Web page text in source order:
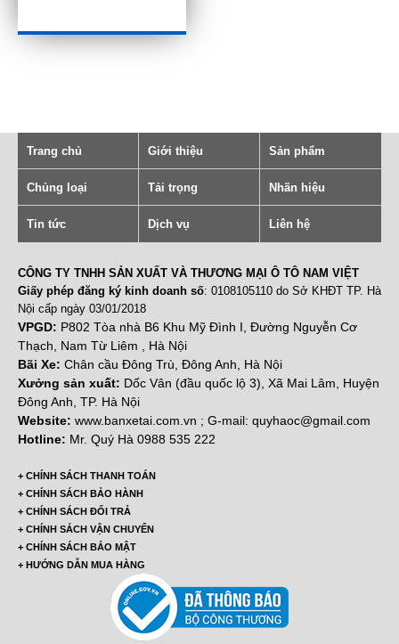
Trang chủ Giới thiệu Sản phẩm
Chủng loại Tải trọng Nhãn hiệu
Tin tức Dịch vụ Liên hệ
CÔNG TY TNHH SẢN XUẤT VÀ THƯƠNG MẠI Ô TÔ NAM VIỆT
Giấy phép đăng ký kinh doanh số: 0108105110 do Sở KHĐT TP. Hà
Nội cấp ngày 03/01/2018
VPGD: P802 Tòa nhà B6 Khu Mỹ Đình I, Đường Nguyễn Cơ
Thạch, Nam Từ Liêm , Hà Nội
Bãi Xe: Chân cầu Đông Trù, Đông Anh, Hà Nội
Xưởng sản xuất: Dốc Vân (đầu quốc lộ 3), Xã Mai Lâm, Huyện
Đông Anh, TP. Hà Nội
Website: www.banxetai.com.vn ; G-mail: quyhaoc@gmail.com
Hotline: Mr. Quý Hà 0988 535 222
+ CHÍNH SÁCH THANH TOÁN
+ CHÍNH SÁCH BẢO HÀNH
+ CHÍNH SÁCH ĐỔI TRẢ
+ CHÍNH SÁCH VẬN CHUYỂN
+ CHÍNH SÁCH BẢO MẬT
+ HƯỚNG DẪN MUA HÀNG